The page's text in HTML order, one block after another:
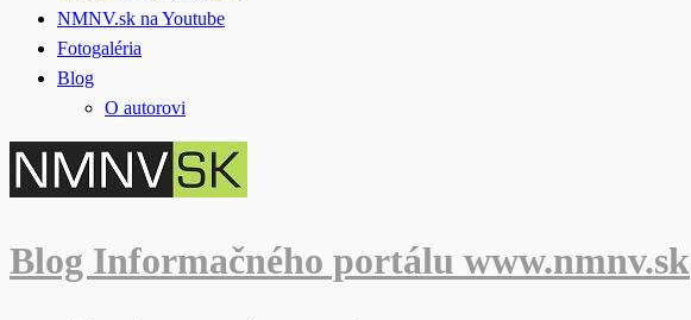
NMNV.sk na Youtube
Fotogaléria
Blog
O autorovi
Blog Informačného portálu www.nmnv.sk